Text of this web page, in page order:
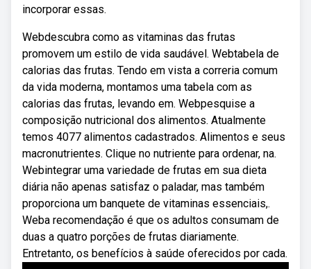
incorporar essas.
Webdescubra como as vitaminas das frutas
promovem um estilo de vida saudável. Webtabela de
calorias das frutas. Tendo em vista a correria comum
da vida moderna, montamos uma tabela com as
calorias das frutas, levando em. Webpesquise a
composição nutricional dos alimentos. Atualmente
temos 4077 alimentos cadastrados. Alimentos e seus
macronutrientes. Clique no nutriente para ordenar, na.
Webintegrar uma variedade de frutas em sua dieta
diária não apenas satisfaz o paladar, mas também
proporciona um banquete de vitaminas essenciais,.
Weba recomendação é que os adultos consumam de
duas a quatro porções de frutas diariamente.
Entretanto, os benefícios à saúde oferecidos por cada.